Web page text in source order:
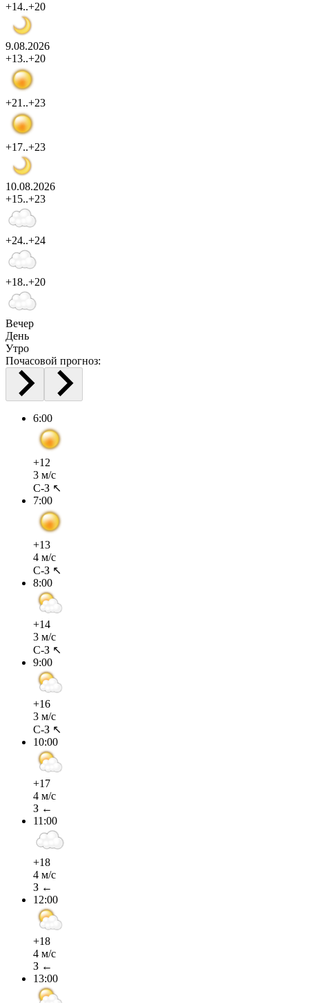
+14..+20
9.08.2026
+13..+20
+21..+23
+17..+23
10.08.2026
+15..+23
+24..+24
+18..+20
Вечер
День
Утро
Почасовой прогноз:
6:00
+12
3 м/с
С-З ↖
7:00
+13
4 м/с
С-З ↖
8:00
+14
3 м/с
С-З ↖
9:00
+16
3 м/с
С-З ↖
10:00
+17
4 м/с
З ←
11:00
+18
4 м/с
З ←
12:00
+18
4 м/с
З ←
13:00